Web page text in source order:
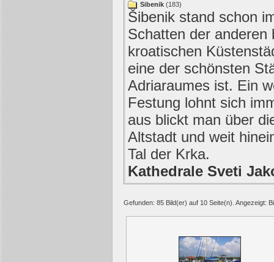
Sibenik (183)
Šibenik stand schon
Schatten der anderen
kroatischen
eine der schönsten
Adriaraumes ist. Ein
Festung lohnt sich
aus blickt man über
Altstadt und weit
Tal der Krka.
Kathedrale Sveti
Gefunden: 85 Bild(er) auf 10 Seite(n). Angezeigt: